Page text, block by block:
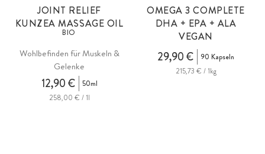
JOINT RELIEF
KUNZEA MASSAGE OIL
BIO
Wohlbefinden für Muskeln &
Gelenke
12,90 €
50ml
258,00 € / 1l
OMEGA 3 COMPLETE
DHA + EPA + ALA
VEGAN
29,90 €
90 Kapseln
215,73 € / 1kg